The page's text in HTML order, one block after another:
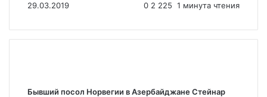
29.03.2019 0 2 225 1 минута чтения
Бывший посол Норвегии вАзербайджане Стейнар